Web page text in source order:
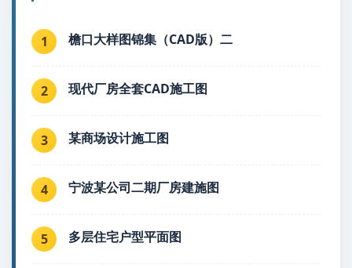
1 檐口大样图锦集（CAD版）二
2 现代厂房全套CAD施工图
3 某商场设计施工图
4 宁波某公司二期厂房建施图
5 多层住宅户型平面图